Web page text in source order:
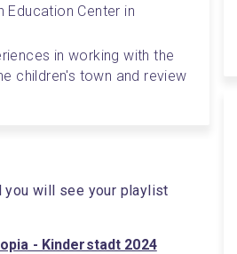
Education Center in
in working with the
children's town and review
you will see your playlist
- Kinderstadt 2024